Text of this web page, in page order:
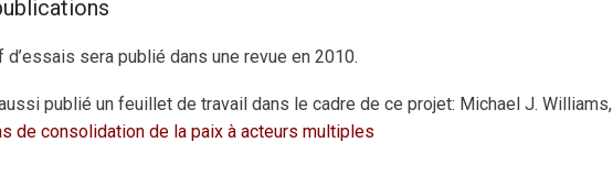
d’essais sera publié dans une revue en 2010.
publié un feuillet de travail dans le cadre de ce projet: Michael J. Williams,
de consolidation de la paix à acteurs multiples